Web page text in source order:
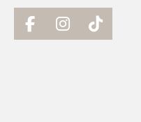
F
a
I
n
T
i